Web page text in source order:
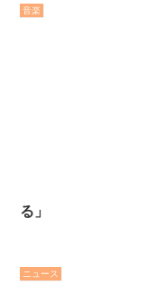
音楽
る」
ニュース